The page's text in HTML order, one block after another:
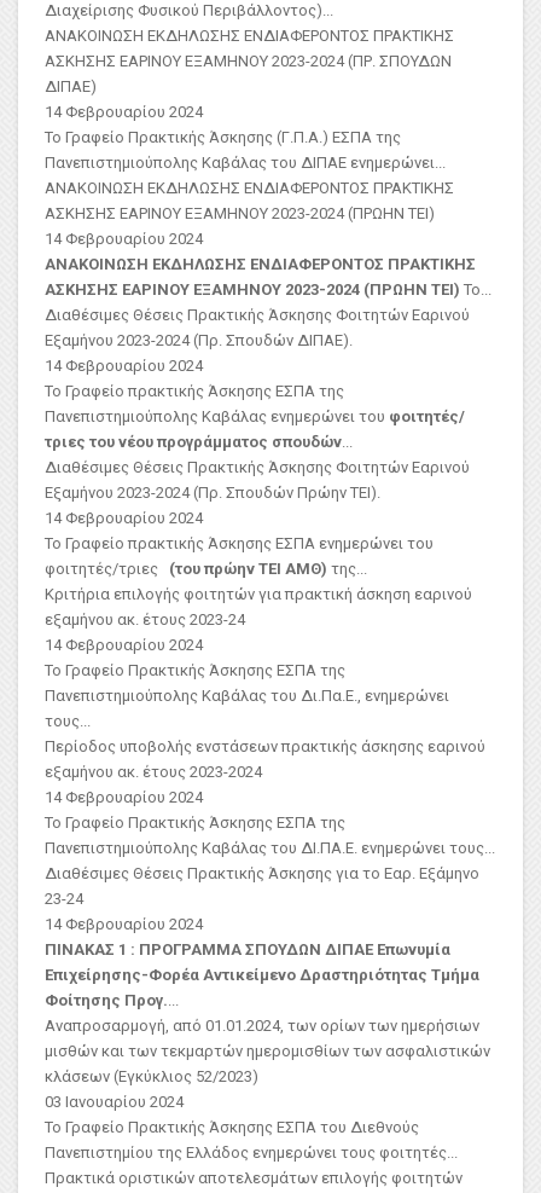
Διαχείρισης Φυσικού Περιβάλλοντος)...
ΑΝΑΚΟΙΝΩΣΗ ΕΚΔΗΛΩΣΗΣ ΕΝΔΙΑΦΕΡΟΝΤΟΣ ΠΡΑΚΤΙΚΗΣ
ΑΣKΗΣΗΣ ΕΑΡΙΝΟΥ ΕΞΑΜΗΝΟΥ 2023-2024 (ΠΡ. ΣΠΟΥΔΩΝ
ΔΙΠΑΕ)
14 Φεβρουαρίου 2024
Το Γραφείο Πρακτικής Άσκησης (Γ.Π.Α.) ΕΣΠΑ της
Πανεπιστημιούπολης Καβάλας του ΔΙΠΑΕ ενημερώνει...
ΑΝΑΚΟΙΝΩΣΗ ΕΚΔΗΛΩΣΗΣ ΕΝΔΙΑΦΕΡΟΝΤΟΣ ΠΡΑΚΤΙΚΗΣ
ΑΣΚΗΣΗΣ ΕΑΡΙΝΟΥ ΕΞΑΜΗΝΟΥ 2023-2024 (ΠΡΩΗΝ ΤΕΙ)
14 Φεβρουαρίου 2024
ΑΝΑΚΟΙΝΩΣΗ ΕΚΔΗΛΩΣΗΣ ΕΝΔΙΑΦΕΡΟΝΤΟΣ ΠΡΑΚΤΙΚΗΣ
ΑΣΚΗΣΗΣ ΕΑΡΙΝΟΥ ΕΞΑΜΗΝΟΥ 2023-2024 (ΠΡΩΗΝ ΤΕΙ) Το...
Διαθέσιμες Θέσεις Πρακτικής Άσκησης Φοιτητών Εαρινού
Εξαμήνου 2023-2024 (Πρ. Σπουδών ΔΙΠΑΕ).
14 Φεβρουαρίου 2024
Το Γραφείο πρακτικής Άσκησης ΕΣΠΑ της
Πανεπιστημιούπολης Καβάλας ενημερώνει του φοιτητές/
τριες του νέου προγράμματος σπουδών...
Διαθέσιμες Θέσεις Πρακτικής Άσκησης Φοιτητών Εαρινού
Εξαμήνου 2023-2024 (Πρ. Σπουδών Πρώην ΤΕΙ).
14 Φεβρουαρίου 2024
Το Γραφείο πρακτικής Άσκησης ΕΣΠΑ ενημερώνει του
φοιτητές/τριες (του πρώην ΤΕΙ ΑΜΘ) της...
Κριτήρια επιλογής φοιτητών για πρακτική άσκηση εαρινού
εξαμήνου ακ. έτους 2023-24
14 Φεβρουαρίου 2024
Το Γραφείο Πρακτικής Άσκησης ΕΣΠΑ της
Πανεπιστημιούπολης Καβάλας του Δι.Πα.Ε., ενημερώνει
τους...
Περίοδος υποβολής ενστάσεων πρακτικής άσκησης εαρινού
εξαμήνου ακ. έτους 2023-2024
14 Φεβρουαρίου 2024
Το Γραφείο Πρακτικής Άσκησης ΕΣΠΑ της
Πανεπιστημιούπολης Καβάλας του ΔΙ.ΠΑ.Ε. ενημερώνει τους...
Διαθέσιμες Θέσεις Πρακτικής Άσκησης για το Εαρ. Εξάμηνο
23-24
14 Φεβρουαρίου 2024
ΠΙΝΑΚΑΣ 1 : ΠΡΟΓΡΑΜΜΑ ΣΠΟΥΔΩΝ ΔΙΠΑΕ Επωνυμία
Επιχείρησης-Φορέα Αντικείμενο Δραστηριότητας Τμήμα
Φοίτησης Προγ....
Αναπροσαρμογή, από 01.01.2024, των ορίων των ημερήσιων
μισθών και των τεκμαρτών ημερομισθίων των ασφαλιστικών
κλάσεων (Εγκύκλιος 52/2023)
03 Ιανουαρίου 2024
Το Γραφείο Πρακτικής Άσκησης ΕΣΠΑ του Διεθνούς
Πανεπιστημίου της Ελλάδος ενημερώνει τους φοιτητές...
Πρακτικά οριστικών αποτελεσμάτων επιλογής φοιτητών